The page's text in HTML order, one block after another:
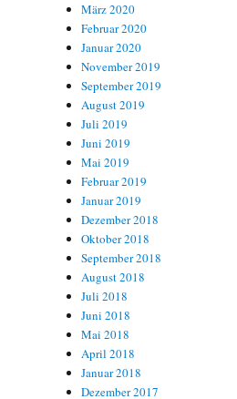
März 2020
Februar 2020
Januar 2020
November 2019
September 2019
August 2019
Juli 2019
Juni 2019
Mai 2019
Februar 2019
Januar 2019
Dezember 2018
Oktober 2018
September 2018
August 2018
Juli 2018
Juni 2018
Mai 2018
April 2018
Januar 2018
Dezember 2017